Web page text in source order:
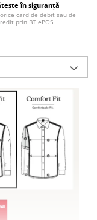
în siguranță
card de debit sau de
prin BT ePOS